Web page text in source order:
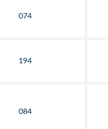
074
194
084